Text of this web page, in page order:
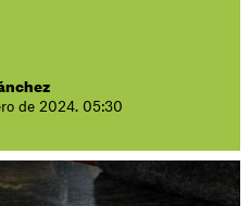
de 2024. 05:30